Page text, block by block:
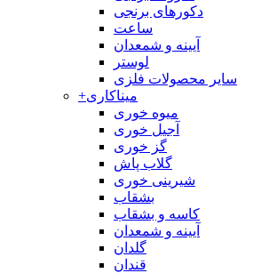
دکورهای برنجی
ساعت
آیینه و شمعدان
لوستر
سایر محصولات فلزی
+میناکاری
میوه خوری
آجیل خوری
گز خوری
گلاب پاش
شیرینی خوری
بشقاب
کاسه و بشقاب
آیینه و شمعدان
گلدان
قندان